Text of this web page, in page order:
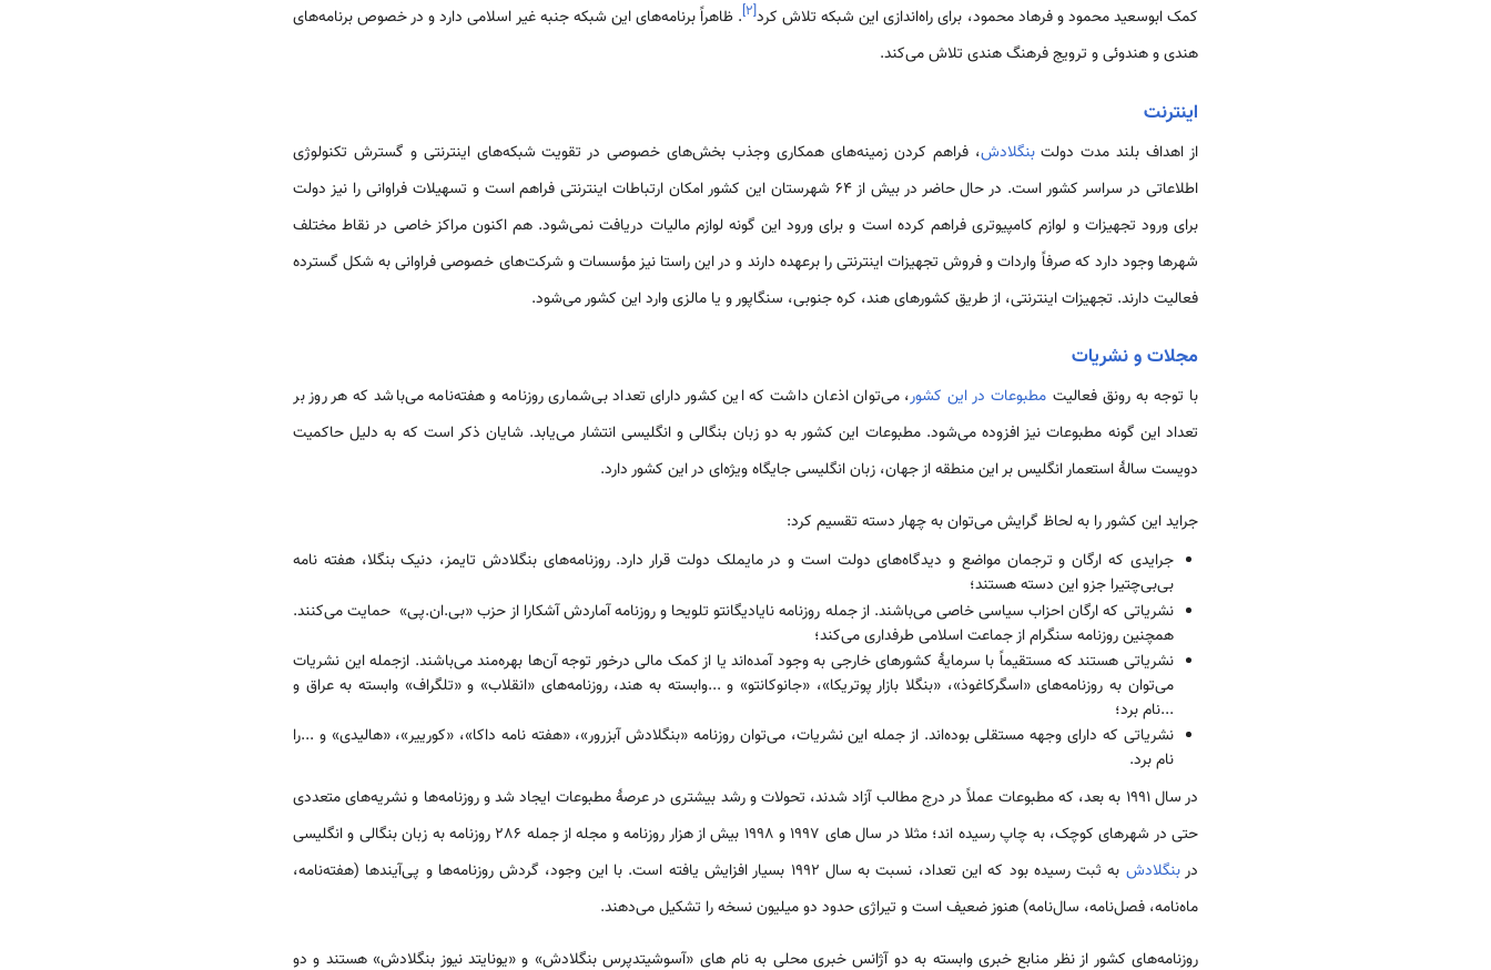
کمک ابوسعید محمود و فرهاد محمود، برای راه‌اندازی این شبکه تلاش کرد[۲]. ظاهراً برنامه‌های این شبکه جنبه غیر اسلامی دارد و در خصوص برنامه‌های
هندی و هندوئی و ترویج فرهنگ هندی تلاش می‌کند.
اینترنت
از اهداف بلند مدت دولتبنگلادش، فراهم کردن زمینه‌های همکاری وجذب بخش‌های خصوصی در تقویت شبکه‌های اینترنتی و گسترش تکنولوژی
اطلاعاتی در سراسر کشور است. در حال حاضر در بیش از 64 شهرستان این کشور امکان ارتباطات اینترنتی فراهم است و تسهیلات فراوانی را نیز دولت
برای ورود تجهیزات و لوازم کامپیوتری فراهم کرده است و برای ورود این گونه لوازم مالیات دریافت نمی‌شود. هم اکنون مراکز خاصی در نقاط مختلف
شهرها وجود دارد که صرفاً واردات و فروش تجهیزات اینترنتی را برعهده دارند و در این راستا نیز مؤسسات و شرکت‌های خصوصی فراوانی به شکل گسترده
فعالیت دارند. تجهیزات اینترنتی، از طریق کشورهای هند، کره جنوبی، سنگاپور و یا مالزی وارد این کشور می‌شود.
مجلات و نشریات
با توجه به رونق فعالیت مطبوعات در این کشور، می‌توان اذعان داشت که این کشور دارای تعداد بی‌شماری روزنامه و هفته‌نامه می‌باشد که هر روز بر
تعداد این گونه مطبوعات نیز افزوده می‌شود. مطبوعات این کشور به دو زبان بنگالی و انگلیسی انتشار می‌یابد. شایان ذکر است که به دلیل حاکمیت
دویست سالۀ استعمار انگلیس بر این منطقه از جهان، زبان انگلیسی جایگاه ویژه‌ای در این کشور دارد.
جراید این کشور را به لحاظ گرایش می‌توان به چهار دسته تقسیم کرد:
جرایدی که ارگان و ترجمان مواضع و دیدگاه‌های دولت است و در مایملک دولت قرار دارد. روزنامه‌های بنگلادش تایمز، دنیک بنگلا، هفته نامه
بی‌بی‌چتیرا جزو این دسته هستند؛
نشریاتی که ارگان احزاب سیاسی خاصی می‌باشند. از جمله روزنامه نایادیگانتو تلویحا و روزنامه آماردش آشکارا از حزب «بی.ان.پی» حمایت می‌کنند.
همچنین روزنامه سنگرام از جماعت اسلامی طرفداری می‌کند؛
نشریاتی هستند که مستقیماً با سرمایۀ کشورهای خارجی به وجود آمده‌اند یا از کمک مالی درخور توجه آن‌ها بهره‌مند می‌باشند. ازجمله این نشریات
می‌توان به روزنامه‌های «اسگرکاغوذ»، «بنگلا بازار پوتریکا»، «جانوکانتو» و ...وابسته به هند، روزنامه‌های «انقلاب» و «تلگراف» وابسته به عراق و
...نام برد؛
نشریاتی که دارای وجهه مستقلی بوده‌اند. از جمله این نشریات، می‌توان روزنامه «بنگلادش آبزرور»، «هفته نامه داکا»، «کورییر»، «هالیدی» و ...را
نام برد.
در سال 1991 به بعد، که مطبوعات عملاً در درج مطالب آزاد شدند، تحولات و رشد بیشتری در عرصۀ مطبوعات ایجاد شد و روزنامه‌ها و نشریه‌های متعددی
حتی در شهرهای کوچک، به چاپ رسیده اند؛ مثلا در سال های 1997 و 1998 بیش از هزار روزنامه و مجله از جمله 286 روزنامه به زبان بنگالی و انگلیسی
دربنگلادش
به ثبت رسیده بود که این تعداد، نسبت به سال 1992 بسیار افزایش یافته است. با این وجود، گردش روزنامه‌ها و پی‌آیندها (هفته‌نامه،
ماه‌نامه، فصل‌نامه، سال‌نامه) هنوز ضعیف است و تیراژی حدود دو میلیون نسخه را تشکیل می‌دهند.
روزنامه‌های کشور از نظر منابع خبری وابسته به دو آژانس خبری محلی به نام های «آسوشیتدپرس بنگلادش» و «یونایتد نیوز بنگلادش» هستند و دو